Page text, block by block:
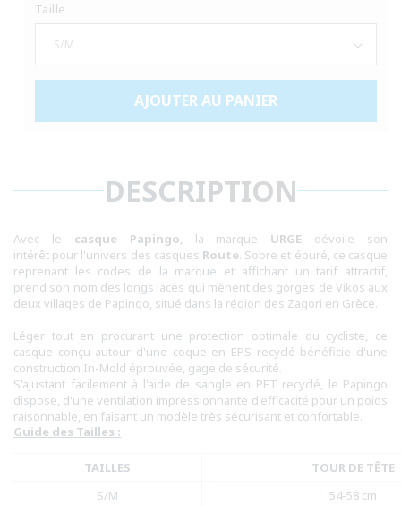
Taille
AJOUTER AU PANIER
DESCRIPTION
Avec le casque Papingo, la marque URGE dévoile son
intérêt pour l'univers des casques Route. Sobre et épuré, ce casque
reprenant les codes de la marque et affichant un tarif attractif,
prend son nom des longs lacés qui mènent des gorges de Vikos aux
deux villages de Papingo, situé dans la région des Zagori en Grèce.
Léger tout en procurant une protection optimale du cycliste, ce
casque conçu autour d'une coque en EPS recyclé bénéficie d'une
construction In-Mold éprouvée, gage de sécurité.
S'ajustant facilement à l'aide de sangle en PET recyclé, le Papingo
dispose, d'une ventilation impressionnante d'efficacité pour un poids
raisonnable, en faisant un modèle très sécurisant et confortable.
Guide des Tailles :
TAILLES
TOUR DE TÊTE
S/M
54-58 cm